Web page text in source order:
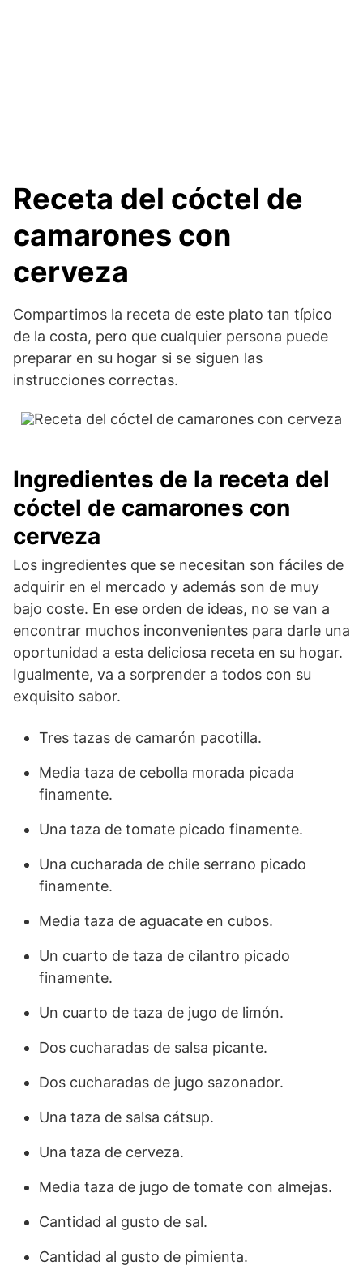
Receta del cóctel de
camarones con
cerveza
Compartimos la receta de este plato tan típico
de la costa, pero que cualquier persona puede
preparar en su hogar si se siguen las
instrucciones correctas.
Ingredientes de la receta del
cóctel de camarones con
cerveza
Los ingredientes que se necesitan son fáciles de
adquirir en el mercado y además son de muy
bajo coste. En ese orden de ideas, no se van a
encontrar muchos inconvenientes para darle una
oportunidad a esta deliciosa receta en su hogar.
Igualmente, va a sorprender a todos con su
exquisito sabor.
Tres tazas de camarón pacotilla.
Media taza de cebolla morada picada
finamente.
Una taza de tomate picado finamente.
Una cucharada de chile serrano picado
finamente.
Media taza de aguacate en cubos.
Un cuarto de taza de cilantro picado
finamente.
Un cuarto de taza de jugo de limón.
Dos cucharadas de salsa picante.
Dos cucharadas de jugo sazonador.
Una taza de salsa cátsup.
Una taza de cerveza.
Media taza de jugo de tomate con almejas.
Cantidad al gusto de sal.
Cantidad al gusto de pimienta.